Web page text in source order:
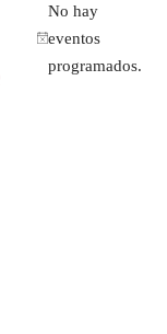
A
No hay
eventos
programados.